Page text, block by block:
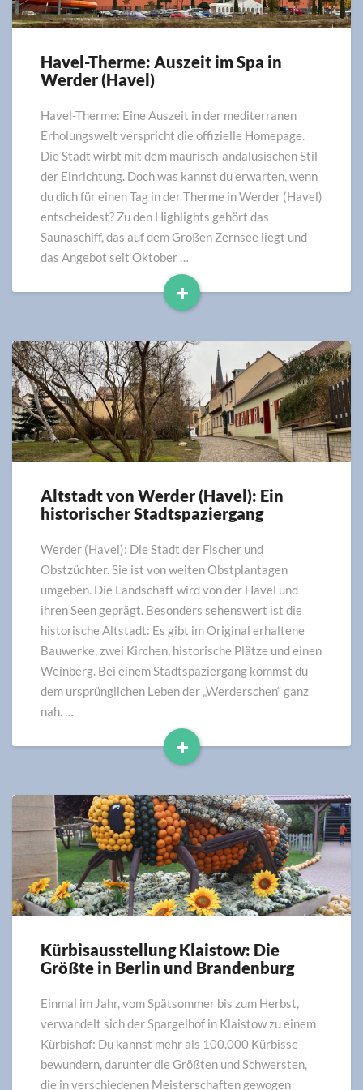
Havel-
Therme:
im
Spa
in
(Havel)
Havel-Therme: Auszeit im Spa in
Werder (Havel)
Havel-Therme: Eine Auszeit in der mediterranen
Erholungswelt verspricht die offizielle Homepage.
Die Stadt wirbt mit dem maurisch-andalusischen Stil
der Einrichtung. Doch was kannst du erwarten, wenn
du dich für einen Tag in der Therme in Werder (Havel)
entscheidest? Zu den Highlights gehört das
Saunaschiff, das auf dem Großen Zernsee liegt und
das Angebot seit Oktober …
+
Read
Altstadt
von
(Havel):
Ein
historischer
Stadtspaziergang
Altstadt von Werder (Havel): Ein
historischer Stadtspaziergang
Werder (Havel): Die Stadt der Fischer und
Obstzüchter. Sie ist von weiten Obstplantagen
umgeben. Die Landschaft wird von der Havel und
ihren Seen geprägt. Besonders sehenswert ist die
historische Altstadt: Es gibt im Original erhaltene
Bauwerke, zwei Kirchen, historische Plätze und einen
Weinberg. Bei einem Stadtspaziergang kommst du
dem ursprünglichen Leben der „Werderschen“ ganz
nah. …
+
Read
Kürbisausstellung
Klaistow:
Größte
in
Berlin
Brandenburg
Kürbisausstellung Klaistow: Die
Größte in Berlin und Brandenburg
Einmal im Jahr, vom Spätsommer bis zum Herbst,
verwandelt sich der Spargelhof in Klaistow zu einem
Kürbishof: Du kannst mehr als 100.000 Kürbisse
bewundern, darunter die Größten und Schwersten,
die in verschiedenen Meisterschaften gewogen